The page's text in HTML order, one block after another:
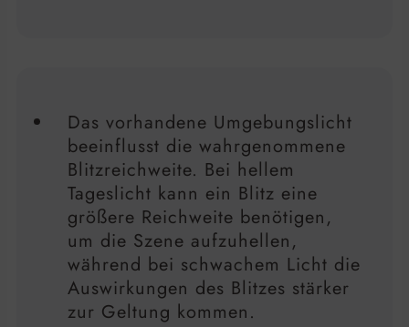
Das vorhandene Umgebungslicht
beeinflusst die wahrgenommene
Blitzreichweite. Bei hellem
Tageslicht kann ein Blitz eine
größere Reichweite benötigen,
um die Szene aufzuhellen,
während bei schwachem Licht die
Auswirkungen des Blitzes stärker
zur Geltung kommen.